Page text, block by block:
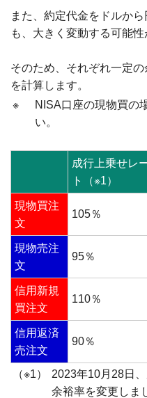
また、約定代金をドルか
も、大きく変動する可能性
そのため、それぞれ一定
を計算します。
※
NISA口座の現物買の
い。
成行上乗せレ
ト（※1）
現物買注
文
105％
現物売注
文
95％
信用新規
買注文
110％
信用返済
売注文
90％
（※1）
2023年10月28日
余裕率を変更しま